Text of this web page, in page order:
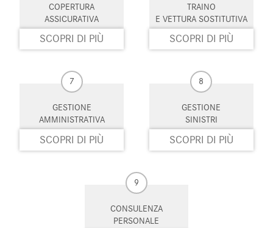
COPERTURA
ASSICURATIVA
SCOPRI DI PIÙ
TRAINO
E VETTURA SOSTITUTIVA
SCOPRI DI PIÙ
7
GESTIONE
AMMINISTRATIVA
SCOPRI DI PIÙ
8
GESTIONE
SINISTRI
SCOPRI DI PIÙ
9
CONSULENZA
PERSONALE